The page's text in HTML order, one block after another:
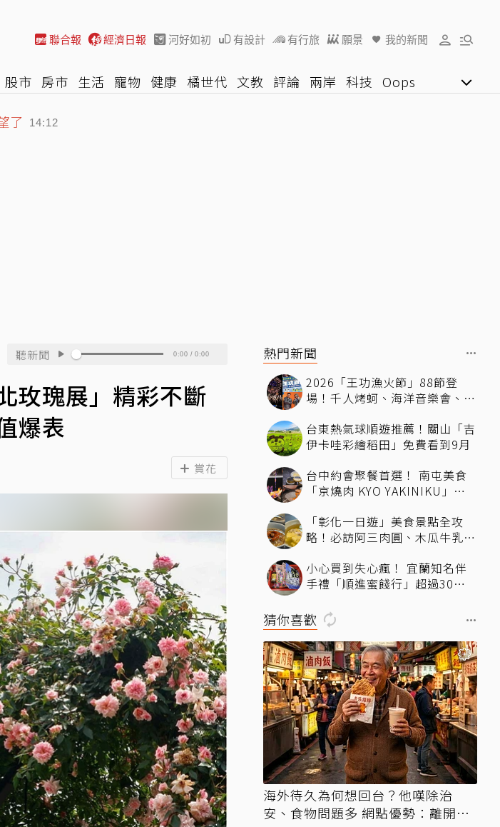
聯合報 經濟日報 河好如初 有設計 有行旅 願景 我的新聞
股市 房市 生活 寵物 健康 橘世代 文教 評論 兩岸 科技 Oops
了
13:58
聽新聞 0:00 / 0:00
玫瑰展」精彩不斷
爆表
賞花
熱門新聞
2026「王功漁火節」88節登
場！千人烤蚵、海洋音樂會、煙
集團開唱」
台東熱氣球順遊推薦！關山「吉
伊卡哇彩繪稻田」免費看到9月
台中約會聚餐首選！ 南屯美食
「京燒肉 KYO YAKINIKU」公
平雙人套餐全程專人代烤
「彰化一日遊」美食景點全攻
略！必訪阿三肉圓、木瓜牛乳、
好
小心買到失心瘋！ 宜蘭知名伴
手禮「順進蜜餞行」超過30種
購
猜你喜歡
海外待久為何想回台？他嘆除治
安、食物問題多 網點優勢：離開才